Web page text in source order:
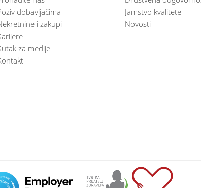
dobavljačima
i zakupi
za medije
Jamstvo kvalitete
Novosti